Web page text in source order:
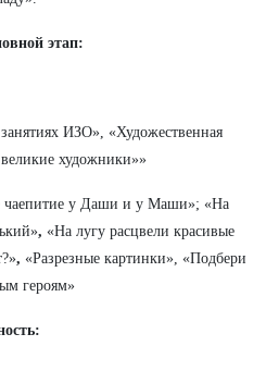
этап:
ИЗО», «Художественная
художники»»
чаепитие у Даши и у Маши»; «На
, «На лугу расцвели красивые
, «Разрезные картинки», «Подбери
героям»